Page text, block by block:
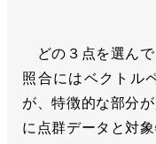
どの３点を選んで
照合にはベクトル
が、特徴的な部分
に点群データと対